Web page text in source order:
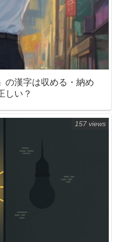
の漢字は収める・納め
しい？
157 views